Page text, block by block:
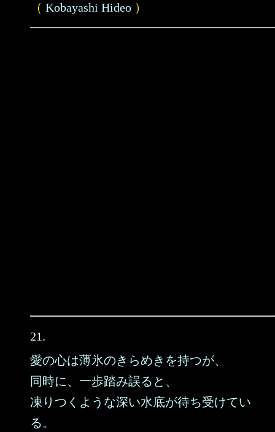
（ Kobayashi Hideo ）
21.
愛の心は薄氷のきらめきを持つが、
同時に、一歩踏み誤ると、
凍りつくような深い水底が待ち受けてい
る。